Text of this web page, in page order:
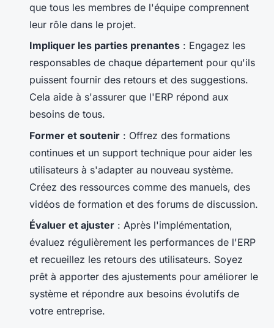
que tous les membres de l'équipe comprennent
leur rôle dans le projet.
Impliquer les parties prenantes : Engagez les
responsables de chaque département pour qu'ils
puissent fournir des retours et des suggestions.
Cela aide à s'assurer que l'ERP répond aux
besoins de tous.
Former et soutenir : Offrez des formations
continues et un support technique pour aider les
utilisateurs à s'adapter au nouveau système.
Créez des ressources comme des manuels, des
vidéos de formation et des forums de discussion.
Évaluer et ajuster : Après l'implémentation,
évaluez régulièrement les performances de l'ERP
et recueillez les retours des utilisateurs. Soyez
prêt à apporter des ajustements pour améliorer le
système et répondre aux besoins évolutifs de
votre entreprise.